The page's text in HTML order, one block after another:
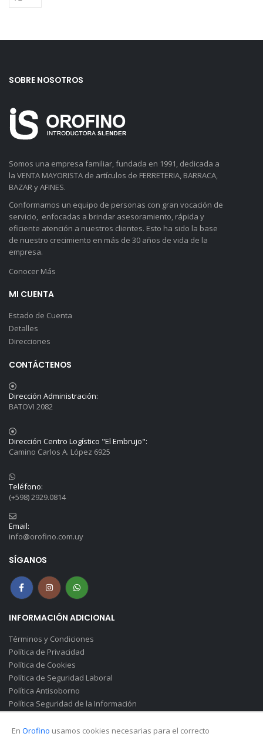
SOBRE NOSOTROS
Somos una empresa familiar, fundada en 1991, dedicada a
la VENTA MAYORISTA de artículos de FERRETERIA, BARRACA,
BAZAR y AFINES.
Conformamos un equipo de personas con gran vocación de
servicio, enfocadas a brindar asesoramiento, rápida y
eficiente atención a nuestros clientes. Esto ha sido la base
de nuestro crecimiento en más de 30 años de vida de la
empresa.
Conocer Más
MI CUENTA
Estado de Cuenta
Detalles
Direcciones
CONTÁCTENOS
Dirección Administración:
BATOVI 2082
Dirección Centro Logístico "El Embrujo":
Camino Carlos A. López 6925
Teléfono:
(+598) 2929.0814
Email:
info@orofino.com.uy
SÍGANOS
INFORMACIÓN ADICIONAL
Términos y Condiciones
Política de Privacidad
Política de Cookies
Política de Seguridad Laboral
Política Antisoborno
Política Seguridad de la Información
En Orofino usamos cookies necesarias para el correcto